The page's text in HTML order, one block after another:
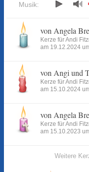
Musik:
von Angela
Kerze für Andi
am 19.12.2024
von Angi und
Kerze für Andi
am 15.10.2024
von Angela
Kerze für Andi
am 15.10.2023
Weitere